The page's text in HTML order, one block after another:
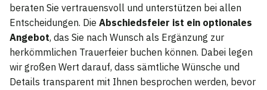
beraten Sie vertrauensvoll und unterstützen bei allen
Entscheidungen. Die Abschiedsfeier ist ein optionales
Angebot, das Sie nach Wunsch als Ergänzung zur
herkömmlichen Trauerfeier buchen können. Dabei legen
wir großen Wert darauf, dass sämtliche Wünsche und
Details transparent mit Ihnen besprochen werden, bevor